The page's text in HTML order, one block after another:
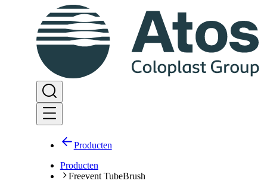
Producten
Producten
Freevent TubeBrush